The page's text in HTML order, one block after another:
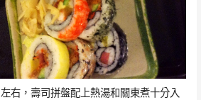
左右，壽司拼盤配上熱湯和關東煮十分入